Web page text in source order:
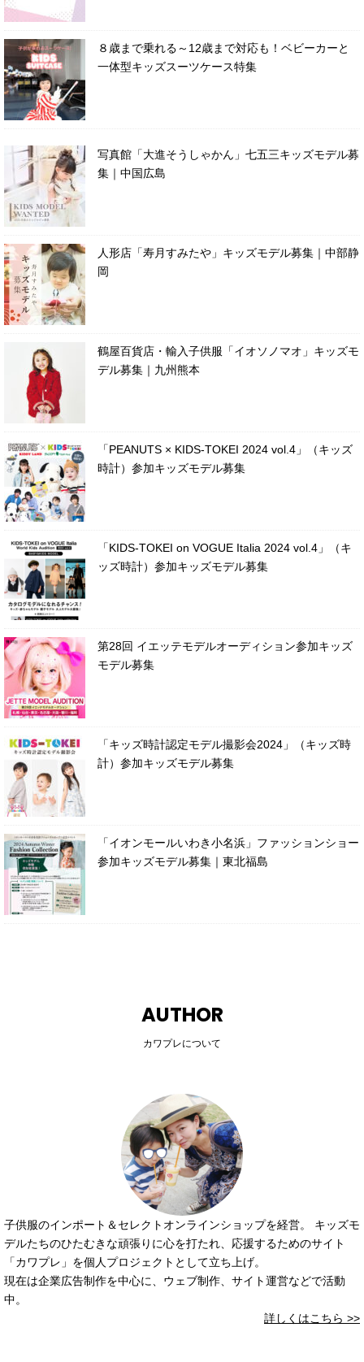
８歳まで乗れる～12歳まで対応も！ベビーカーと
一体型キッズスーツケース特集
写真館「大進そうしゃかん」七五三キッズモデル募
集｜中国広島
人形店「寿月すみたや」キッズモデル募集｜中部静
岡
鶴屋百貨店・輸入子供服「イオソノマオ」キッズモ
デル募集｜九州熊本
「PEANUTS × KIDS-TOKEI 2024 vol.4」（キッズ
時計）参加キッズモデル募集
「KIDS-TOKEI on VOGUE Italia 2024 vol.4」（キ
ッズ時計）参加キッズモデル募集
第28回 イエッテモデルオーディション参加キッズ
モデル募集
「キッズ時計認定モデル撮影会2024」（キッズ時
計）参加キッズモデル募集
「イオンモールいわき小名浜」ファッションショー
参加キッズモデル募集｜東北福島
AUTHOR
カワプレについて
子供服のインポート＆セレクトオンラインショップを経営。 キッズモ
デルたちのひたむきな頑張りに心を打たれ、応援するためのサイト
「カワプレ」を個人プロジェクトとして立ち上げ。
現在は企業広告制作を中心に、ウェブ制作、サイト運営などで活動
中。
詳しくはこちら >>